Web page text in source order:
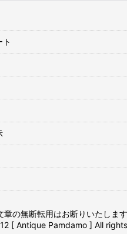
章の無断転用はお断りいたしま
[ Antique Pamdamo ] All